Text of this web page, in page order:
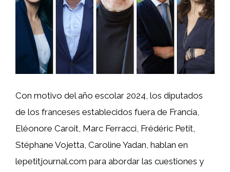
Con motivo del año escolar 2024, los diputados
de los franceses establecidos fuera de Francia,
Eléonore Caroit, Marc Ferracci, Frédéric Petit,
Stéphane Vojetta, Caroline Yadan, hablan en
lepetitjournal.com para abordar las cuestiones y